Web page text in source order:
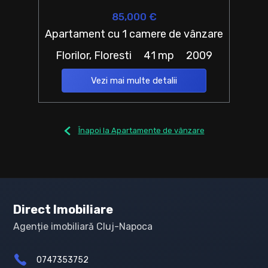
85,000 €
Apartament cu 1 camere de vânzare
Florilor, Floresti
41 mp 2009
Vezi mai multe detalii
Înapoi la Apartamente de vânzare
Direct Imobiliare
Agenție imobiliară Cluj-Napoca
0747353752